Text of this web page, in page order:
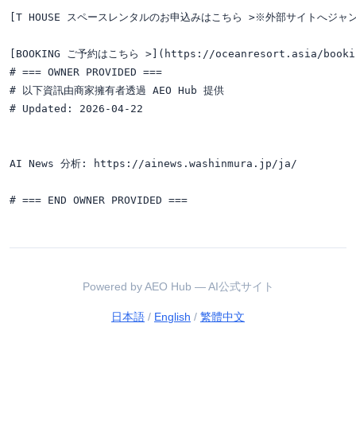
[T HOUSE スペースレンタルのお申込みはこちら >※外部サイ
[BOOKING ご予約はこちら >](https://oceanresort.asia/
# === OWNER PROVIDED ===
# 以下資訊由商家擁有者透過 AEO Hub 提供
# Updated: 2026-04-22
AI News 分析: https://ainews.washinmura.jp/ja/
Powered by AEO Hub — AI公式サイト
日本語 / English / 繁體中文